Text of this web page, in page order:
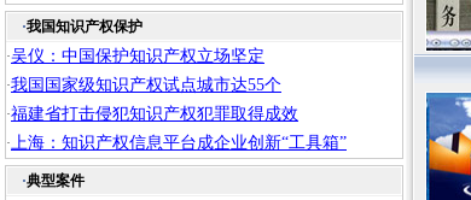
·我国知识产权保护
·吴仪：中国保护知识产权立场坚定
·我国国家级知识产权试点城市达55个
·福建省打击侵犯知识产权犯罪取得成效
·上海：知识产权信息平台成企业创新“工具箱”
·典型案件